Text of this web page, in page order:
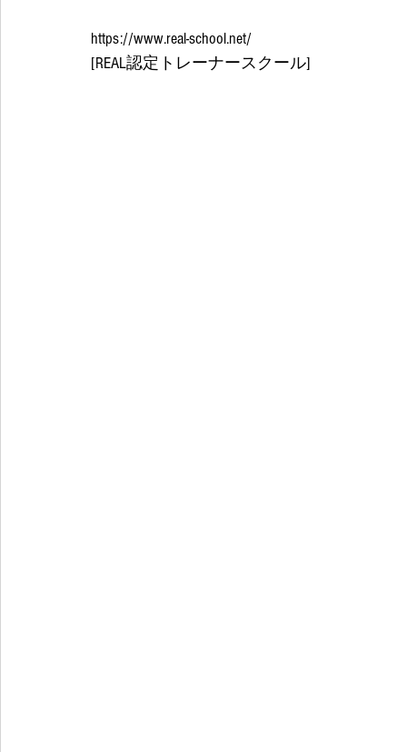
https://www.real-school.net/
[REAL認定トレーナースクール]